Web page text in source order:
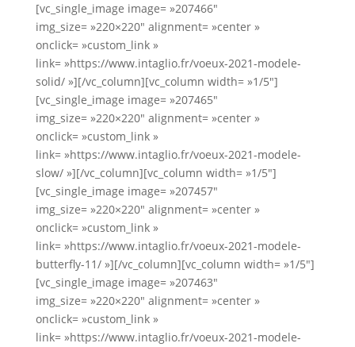
[vc_single_image image= »207466″
img_size= »220×220″ alignment= »center »
onclick= »custom_link »
link= »https://www.intaglio.fr/voeux-2021-modele-
solid/ »][/vc_column][vc_column width= »1/5″]
[vc_single_image image= »207465″
img_size= »220×220″ alignment= »center »
onclick= »custom_link »
link= »https://www.intaglio.fr/voeux-2021-modele-
slow/ »][/vc_column][vc_column width= »1/5″]
[vc_single_image image= »207457″
img_size= »220×220″ alignment= »center »
onclick= »custom_link »
link= »https://www.intaglio.fr/voeux-2021-modele-
butterfly-11/ »][/vc_column][vc_column width= »1/5″]
[vc_single_image image= »207463″
img_size= »220×220″ alignment= »center »
onclick= »custom_link »
link= »https://www.intaglio.fr/voeux-2021-modele-